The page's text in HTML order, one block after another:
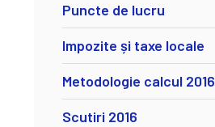
Puncte de lucru
Impozite și taxe locale
Metodologie calcul 2016
Scutiri 2016